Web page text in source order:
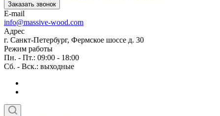
Заказать звонок
E-mail
info@massive-wood.com
Адрес
г. Санкт-Петербург, Фермское шоссе д. 30
Режим работы
Пн. - Пт.: 09:00 - 18:00
Сб. - Вск.: выходные